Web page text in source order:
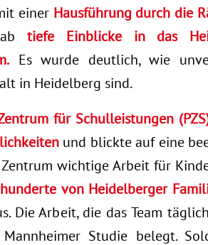
einer Hausführung durch die
tiefe Einblicke in das
Es wurde deutlich, wie
in Heidelberg sind.
für Schulleistungen
und blickte auf eine
wichtige Arbeit für
von Heidelberger
Die Arbeit, die das Team
Studie belegt.